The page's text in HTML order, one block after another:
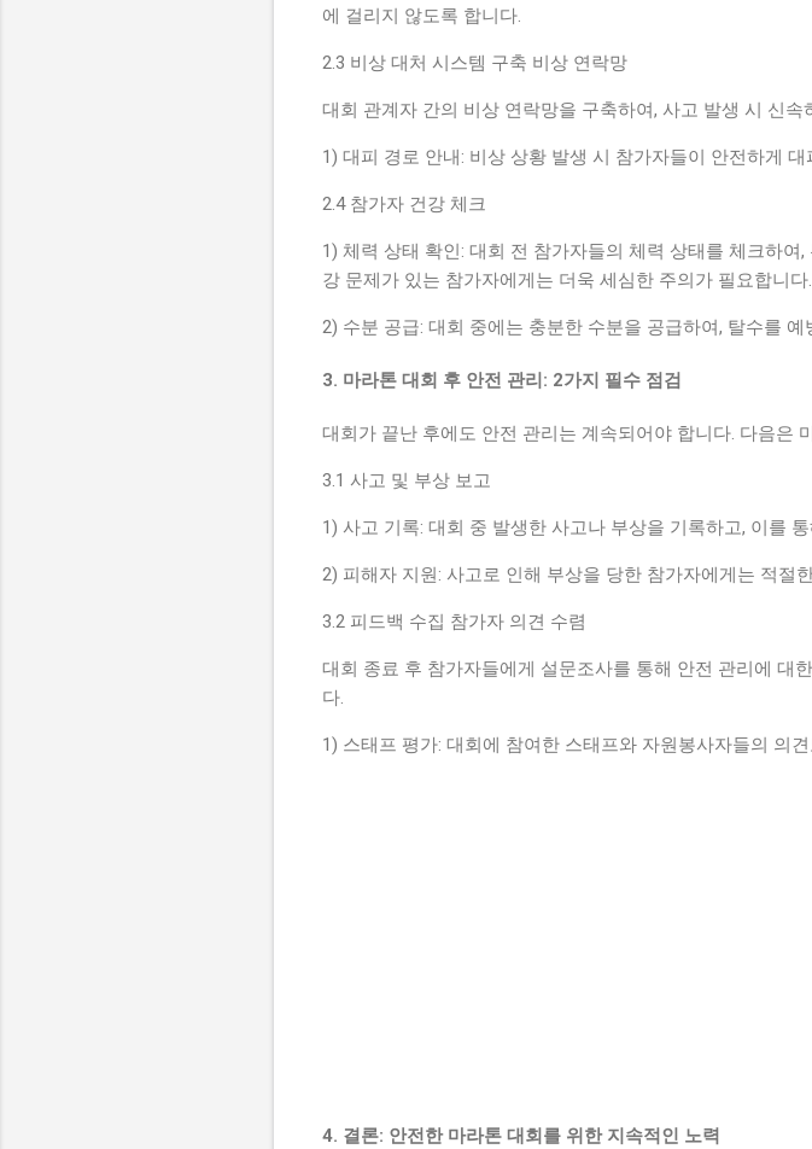
에 걸리지 않도록 합니다.
2.3 비상 대처 시스템 구축 비상 연락망
대회 관계자 간의 비상 연락망을 구축하여, 사고 발생 시 신
1) 대피 경로 안내: 비상 상황 발생 시 참가자들이 안전하게
2.4 참가자 건강 체크
1) 체력 상태 확인: 대회 전 참가자들의 체력 상태를 체크하
강 문제가 있는 참가자에게는 더욱 세심한 주의가 필요합니다.
2) 수분 공급: 대회 중에는 충분한 수분을 공급하여, 탈수를 예
3. 마라톤 대회 후 안전 관리: 2가지 필수 점검
대회가 끝난 후에도 안전 관리는 계속되어야 합니다. 다음은
3.1 사고 및 부상 보고
1) 사고 기록: 대회 중 발생한 사고나 부상을 기록하고, 이를
2) 피해자 지원: 사고로 인해 부상을 당한 참가자에게는 적절
3.2 피드백 수집 참가자 의견 수렴
대회 종료 후 참가자들에게 설문조사를 통해 안전 관리에 대
다.
1) 스태프 평가: 대회에 참여한 스태프와 자원봉사자들의 의
4. 결론: 안전한 마라톤 대회를 위한 지속적인 노력